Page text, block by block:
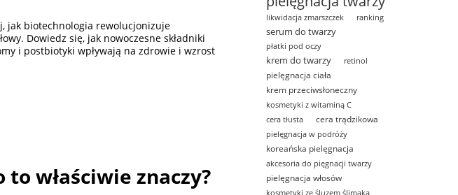
jak biotechnologia rewolucjonizuje
Dowiedz się, jak nowoczesne składniki
i postbiotyki wpływają na zdrowie i wzrost
właściwie znaczy?
likwidacja zmarszczek ranking
serum do twarzy
płatki pod oczy
krem do twarzy retinol
pielęgnacja ciała
krem przeciwsłoneczny
kosmetyki z witaminą C
cera tłusta
cera trądzikowa
pielęgnacja w podróży
koreańska pielęgnacja
akcesoria do pięgnacji twarzy
pielęgnacja włosów
kosmetyki ze śluzem ślimaka